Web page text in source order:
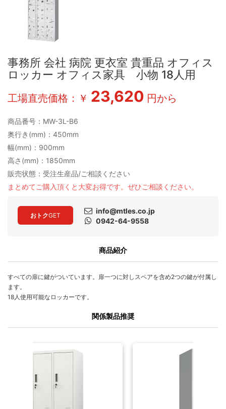
事務所 会社 病院 更衣室 貴重品 オフィス
ロッカー オフィス家具 小物 18人用
工場直売価格：￥ 23,620 円から
商品番号：MW-3L-B6
奥行き(mm)：450mm
幅(mm)：900mm
高さ(mm)：1850mm
販売状態：受注生産品/ご相談ください
まとめてご購入頂くと大変お得です。ぜひご相談ください。
おトクGET
info@mtles.co.jp
0942-64-9558
商品紹介
すべての扉に鍵がついています。扉一つに対しスペアを含め2つの鍵が付属し
ます。
18人使用可能なロッカーです。
関係製品推奨